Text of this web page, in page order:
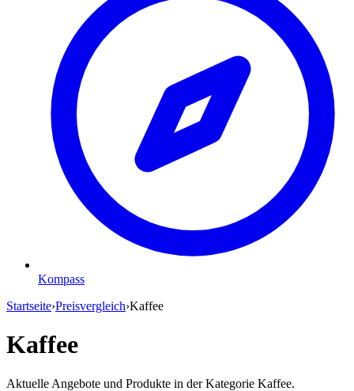
Kompass
Startseite›Preisvergleich›Kaffee
Kaffee
Aktuelle Angebote und Produkte in der Kategorie Kaffee.